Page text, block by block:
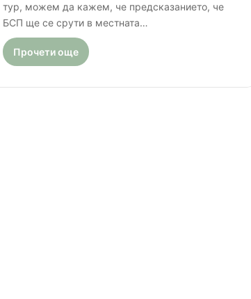
тур, можем да кажем, че предсказанието, че
БСП ще се срути в местната…
Прочети още